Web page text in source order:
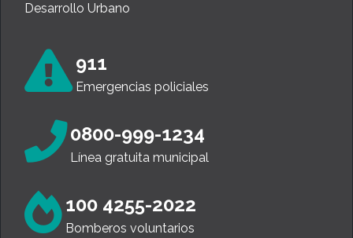
Desarrollo Urbano
911
Emergencias policiales
0800-999-1234
Línea gratuita municipal
100 4255-2022
Bomberos voluntarios